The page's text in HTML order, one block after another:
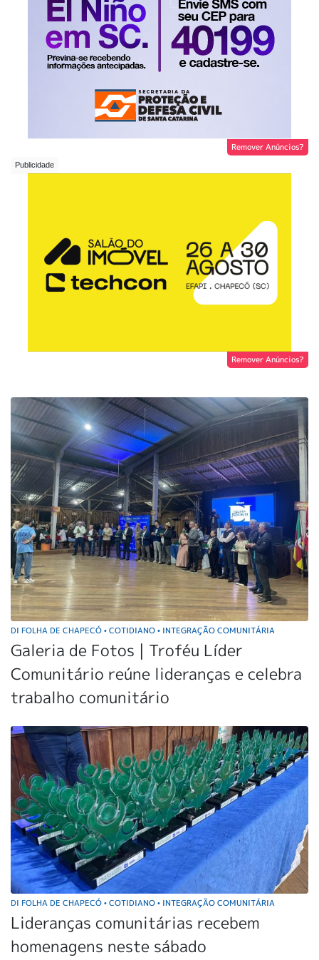
Remover Anúncios?
Remover Anúncios?
DI FOLHA DE CHAPECÓ • COTIDIANO • INTEGRAÇÃO COMUNITÁRIA
Galeria de Fotos | Troféu Líder
Comunitário reúne lideranças e celebra
trabalho comunitário
DI FOLHA DE CHAPECÓ • COTIDIANO • INTEGRAÇÃO COMUNITÁRIA
Lideranças comunitárias recebem
homenagens neste sábado